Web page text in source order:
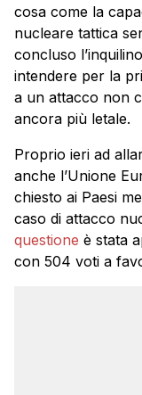
cosa come la
nucleare tattica
concluso
intendere per la
a un attacco non
ancora più letale.
Proprio ieri ad
anche l’Unione
chiesto ai Paesi
caso di attacco
questione è stata
con 504 voti a